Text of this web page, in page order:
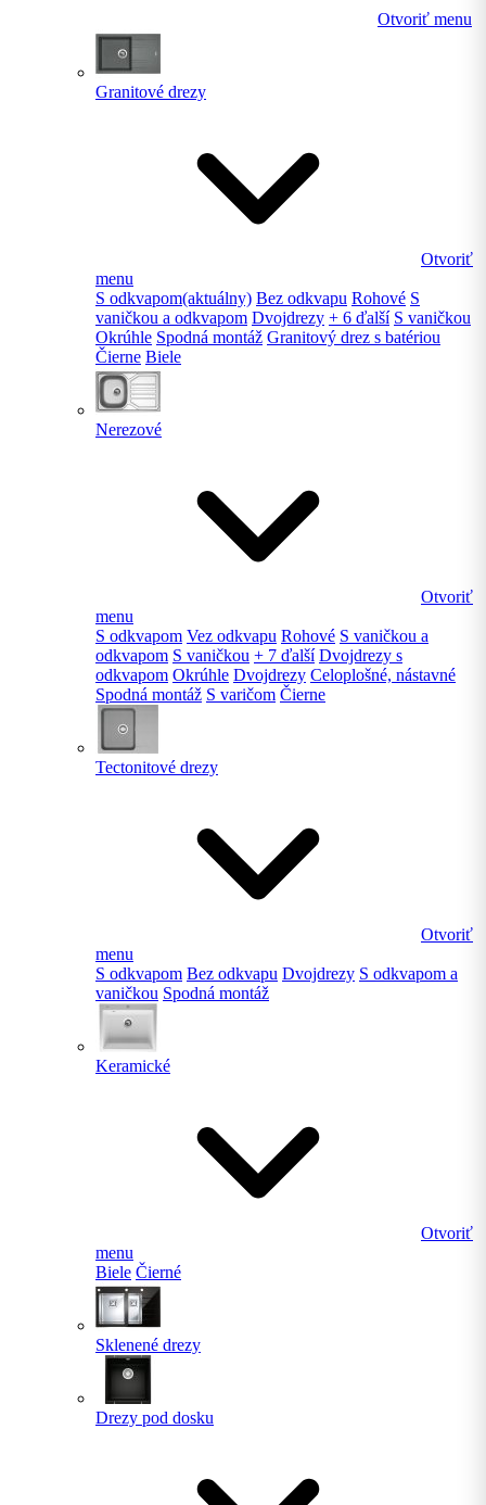
Otvoriť menu
Granitové drezy
Otvoriť
menu
S odkvapom(aktuálny) Bez odkvapu Rohové S
vaničkou a odkvapom Dvojdrezy + 6 ďalší S vaničkou
Okrúhle Spodná montáž Granitový drez s batériou
Čierne Biele
Nerezové
Otvoriť
menu
S odkvapom Vez odkvapu Rohové S vaničkou a
odkvapom S vaničkou + 7 ďalší Dvojdrezy s
odkvapom Okrúhle Dvojdrezy Celoplošné, nástavné
Spodná montáž S varičom Čierne
Tectonitové drezy
Otvoriť
menu
S odkvapom Bez odkvapu Dvojdrezy S odkvapom a
vaničkou Spodná montáž
Keramické
Otvoriť
menu
Biele Čierné
Sklenené drezy
Drezy pod dosku